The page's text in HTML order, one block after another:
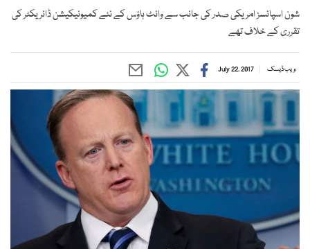
شون اسپائسز امریکی صدر کی جانب سے وائٹ ہاؤس کے نئے کمیونیکیشن ڈائریکٹر کی
تقرری کے خلاف تھے
ویب ڈیسک July 22, 2017